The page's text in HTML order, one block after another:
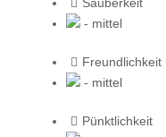
- mittel
Freundlichkeit
- mittel
Pünktlichkeit